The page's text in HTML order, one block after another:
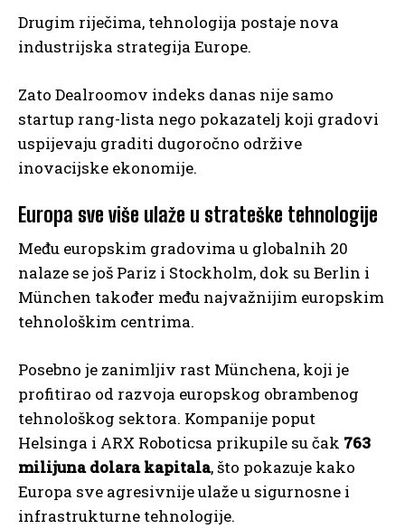
Drugim riječima, tehnologija postaje nova
industrijska strategija Europe.
Zato Dealroomov indeks danas nije samo
startup rang-lista nego pokazatelj koji gradovi
uspijevaju graditi dugoročno održive
inovacijske ekonomije.
Europa sve više ulaže u strateške tehnologije
Među europskim gradovima u globalnih 20
nalaze se još Pariz i Stockholm, dok su Berlin i
München također među najvažnijim europskim
tehnološkim centrima.
Posebno je zanimljiv rast Münchena, koji je
profitirao od razvoja europskog obrambenog
tehnološkog sektora. Kompanije poput
Helsinga i ARX Roboticsa prikupile su čak 763
milijuna dolara kapitala, što pokazuje kako
Europa sve agresivnije ulaže u sigurnosne i
infrastrukturne tehnologije.